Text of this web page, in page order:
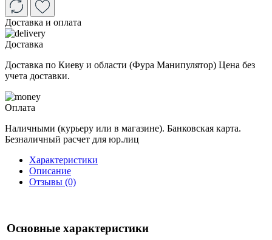
Доставка и оплата
Доставка
Доставка по Киеву и области (Фура Манипулятор) Цена без
учета доставки.
Оплата
Наличными (курьеру или в магазине). Банковская карта.
Безналичный расчет для юр.лиц
Характеристики
Описание
Отзывы (0)
Основные характеристики